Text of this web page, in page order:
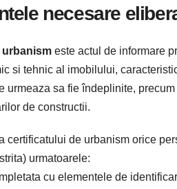
necesare
este actul de informare
si tehnic al imobilului,
urmeaza sa fie îndeplinite,
de constructii.
certificatului de urbanism orice
urmatoarele:
cu elementele de